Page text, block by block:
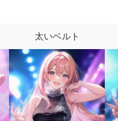
太いベルト